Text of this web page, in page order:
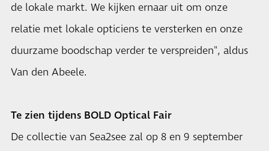
de lokale markt. We kijken ernaar uit om onze
relatie met lokale opticiens te versterken en onze
duurzame boodschap verder te verspreiden", aldus
Van den Abeele.
Te zien tijdens BOLD Optical Fair
De collectie van Sea2see zal op 8 en 9 september